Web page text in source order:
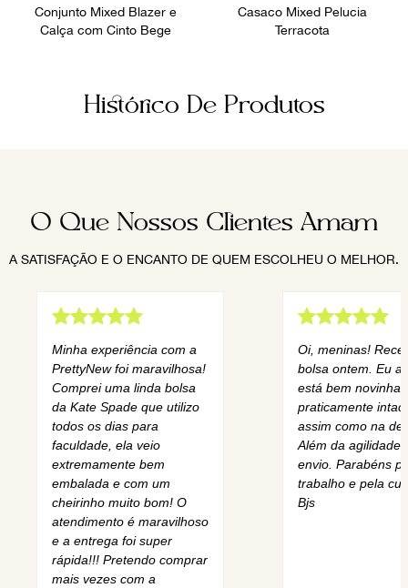
Conjunto Mixed Blazer e
Calça com Cinto Bege
Casaco Mixed Pelucia
Terracota
Histórico De Produtos
O Que Nossos Clientes Amam
A SATISFAÇÃO E O ENCANTO DE QUEM ESCOLHEU O MELHOR.
Minha experiência com a
PrettyNew foi maravilhosa!
Comprei uma linda bolsa
da Kate Spade que utilizo
todos os dias para
faculdade, ela veio
extremamente bem
embalada e com um
cheirinho muito bom! O
atendimento é maravilhoso
e a entrega foi super
rápida!!! Pretendo comprar
mais vezes com a
Oi, meninas!
bolsa ontem. Eu
está bem novinha,
praticamente
assim como na
Além da agilidade
envio. Parabéns
trabalho e pela
Bjs